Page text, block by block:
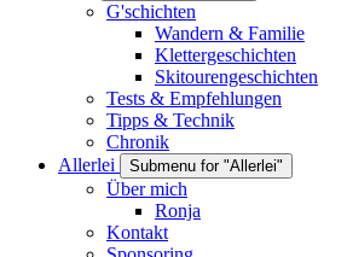
G'schichten
Wandern & Familie
Klettergeschichten
Skitourengeschichten
Tests & Empfehlungen
Tipps & Technik
Chronik
Allerlei
Submenu for "Allerlei"
Über mich
Ronja
Kontakt